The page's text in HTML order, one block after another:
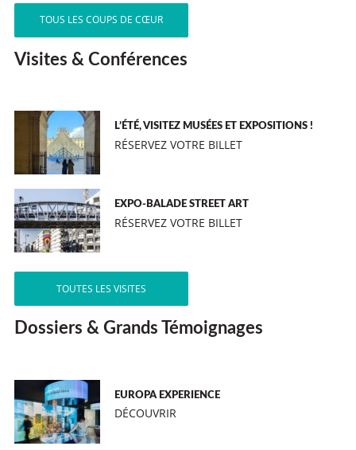
TOUS LES COUPS DE CŒUR
Visites & Conférences
L’ÉTÉ, VISITEZ MUSÉES ET EXPOSITIONS !
RÉSERVEZ VOTRE BILLET
EXPO-BALADE STREET ART
RÉSERVEZ VOTRE BILLET
TOUTES LES VISITES
Dossiers & Grands Témoignages
EUROPA EXPERIENCE
DÉCOUVRIR